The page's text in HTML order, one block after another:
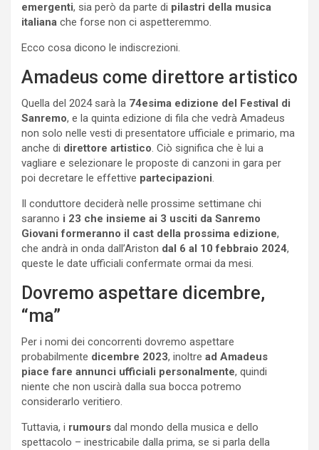
emergenti, sia però da parte di pilastri della musica
italiana che forse non ci aspetteremmo.
Ecco cosa dicono le indiscrezioni.
Amadeus come direttore artistico
Quella del 2024 sarà la 74esima edizione del Festival di
Sanremo, e la quinta edizione di fila che vedrà Amadeus
non solo nelle vesti di presentatore ufficiale e primario, ma
anche di direttore artistico. Ciò significa che è lui a
vagliare e selezionare le proposte di canzoni in gara per
poi decretare le effettive partecipazioni.
Il conduttore deciderà nelle prossime settimane chi
saranno i 23 che insieme ai 3 usciti da Sanremo
Giovani formeranno il cast della prossima edizione,
che andrà in onda dall’Ariston dal 6 al 10 febbraio 2024,
queste le date ufficiali confermate ormai da mesi.
Dovremo aspettare dicembre,
“ma”
Per i nomi dei concorrenti dovremo aspettare
probabilmente dicembre 2023, inoltre ad Amadeus
piace fare annunci ufficiali personalmente, quindi
niente che non uscirà dalla sua bocca potremo
considerarlo veritiero.
Tuttavia, i rumours dal mondo della musica e dello
spettacolo – inestricabile dalla prima, se si parla della